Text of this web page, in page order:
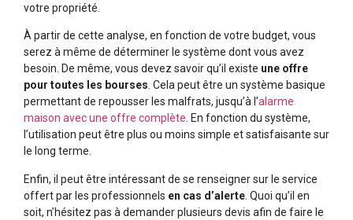
votre propriété.
À partir de cette analyse, en fonction de votre budget, vous
serez à même de déterminer le système dont vous avez
besoin. De même, vous devez savoir qu’il existe une offre
pour toutes les bourses . Cela peut être un système basique
permettant de repousser les malfrats, jusqu’à l’alarme
maison avec une offre complète . En fonction du système,
l’utilisation peut être plus ou moins simple et satisfaisante sur
le long terme.
Enfin, il peut être intéressant de se renseigner sur le service
offert par les professionnels en cas d’alerte . Quoi qu’il en
soit, n’hésitez pas à demander plusieurs devis afin de faire le